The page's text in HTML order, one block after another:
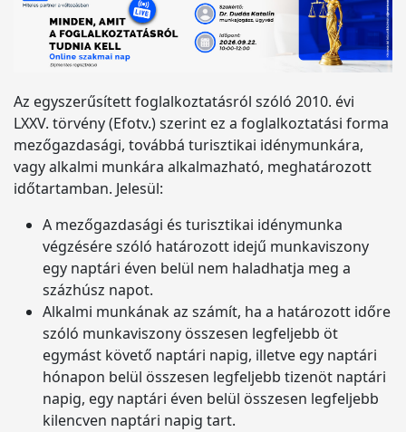
Az egyszerűsített foglalkoztatásról szóló 2010. évi
LXXV. törvény (Efotv.) szerint ez a foglalkoztatási forma
mezőgazdasági, továbbá turisztikai idénymunkára,
vagy alkalmi munkára alkalmazható, meghatározott
időtartamban. Jelesül:
A mezőgazdasági és turisztikai idénymunka
végzésére szóló határozott idejű munkaviszony
egy naptári éven belül nem haladhatja meg a
százhúsz napot.
Alkalmi munkának az számít, ha a határozott időre
szóló munkaviszony összesen legfeljebb öt
egymást követő naptári napig, illetve egy naptári
hónapon belül összesen legfeljebb tizenöt naptári
napig, egy naptári éven belül összesen legfeljebb
kilencven naptári napig tart.